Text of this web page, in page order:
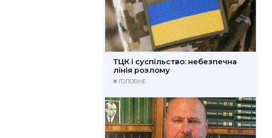
ТЦК і суспільство: небезпечна
лінія розлому
# ГОЛОВНЕ